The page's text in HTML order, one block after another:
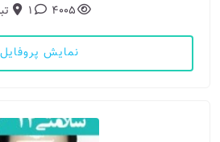
4005
1
نمایش پروفایل